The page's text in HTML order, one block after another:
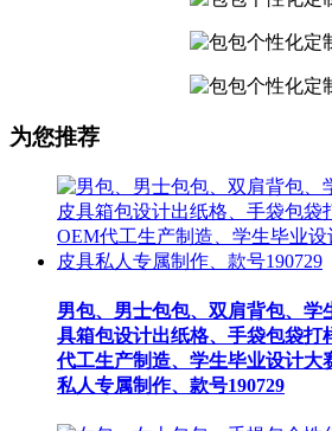
为您推荐
男包、男士包包、双肩背包、学
具箱包设计出纸格、手袋包袋打
代工生产制造、学生毕业设计大
私人专属制作、款号190729